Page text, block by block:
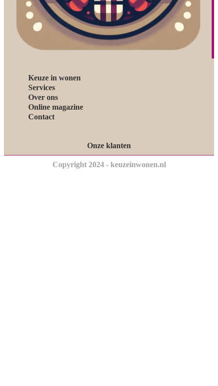
Keuze in wonen
Services
Over ons
Online magazine
Contact
Onze klanten
Copyright 2024 - keuzeinwonen.nl